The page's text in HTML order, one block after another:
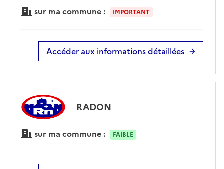
sur ma commune : IMPORTANT
Accéder aux informations détaillées
RADON
sur ma commune : FAIBLE